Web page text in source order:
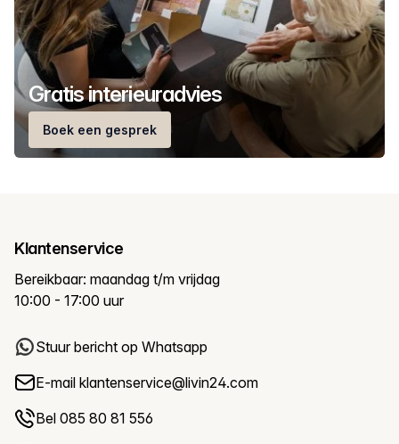
Gratis interieuradvies
Boek een gesprek
Klantenservice
Bereikbaar: maandag t/m vrijdag
10:00 - 17:00 uur
Stuur bericht op Whatsapp
E-mail klantenservice@livin24.com
Bel 085 80 81 556